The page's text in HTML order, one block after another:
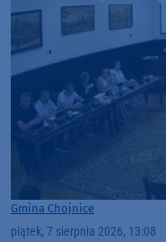
Gmina Chojnice
piątek, 7 sierpnia 2026, 13:08